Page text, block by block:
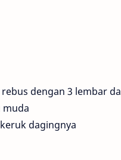
dengan 3 lembar
muda
dagingnya